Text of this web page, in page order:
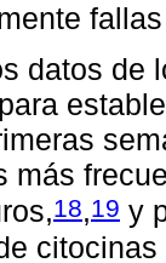
datos de
más
18,19 y